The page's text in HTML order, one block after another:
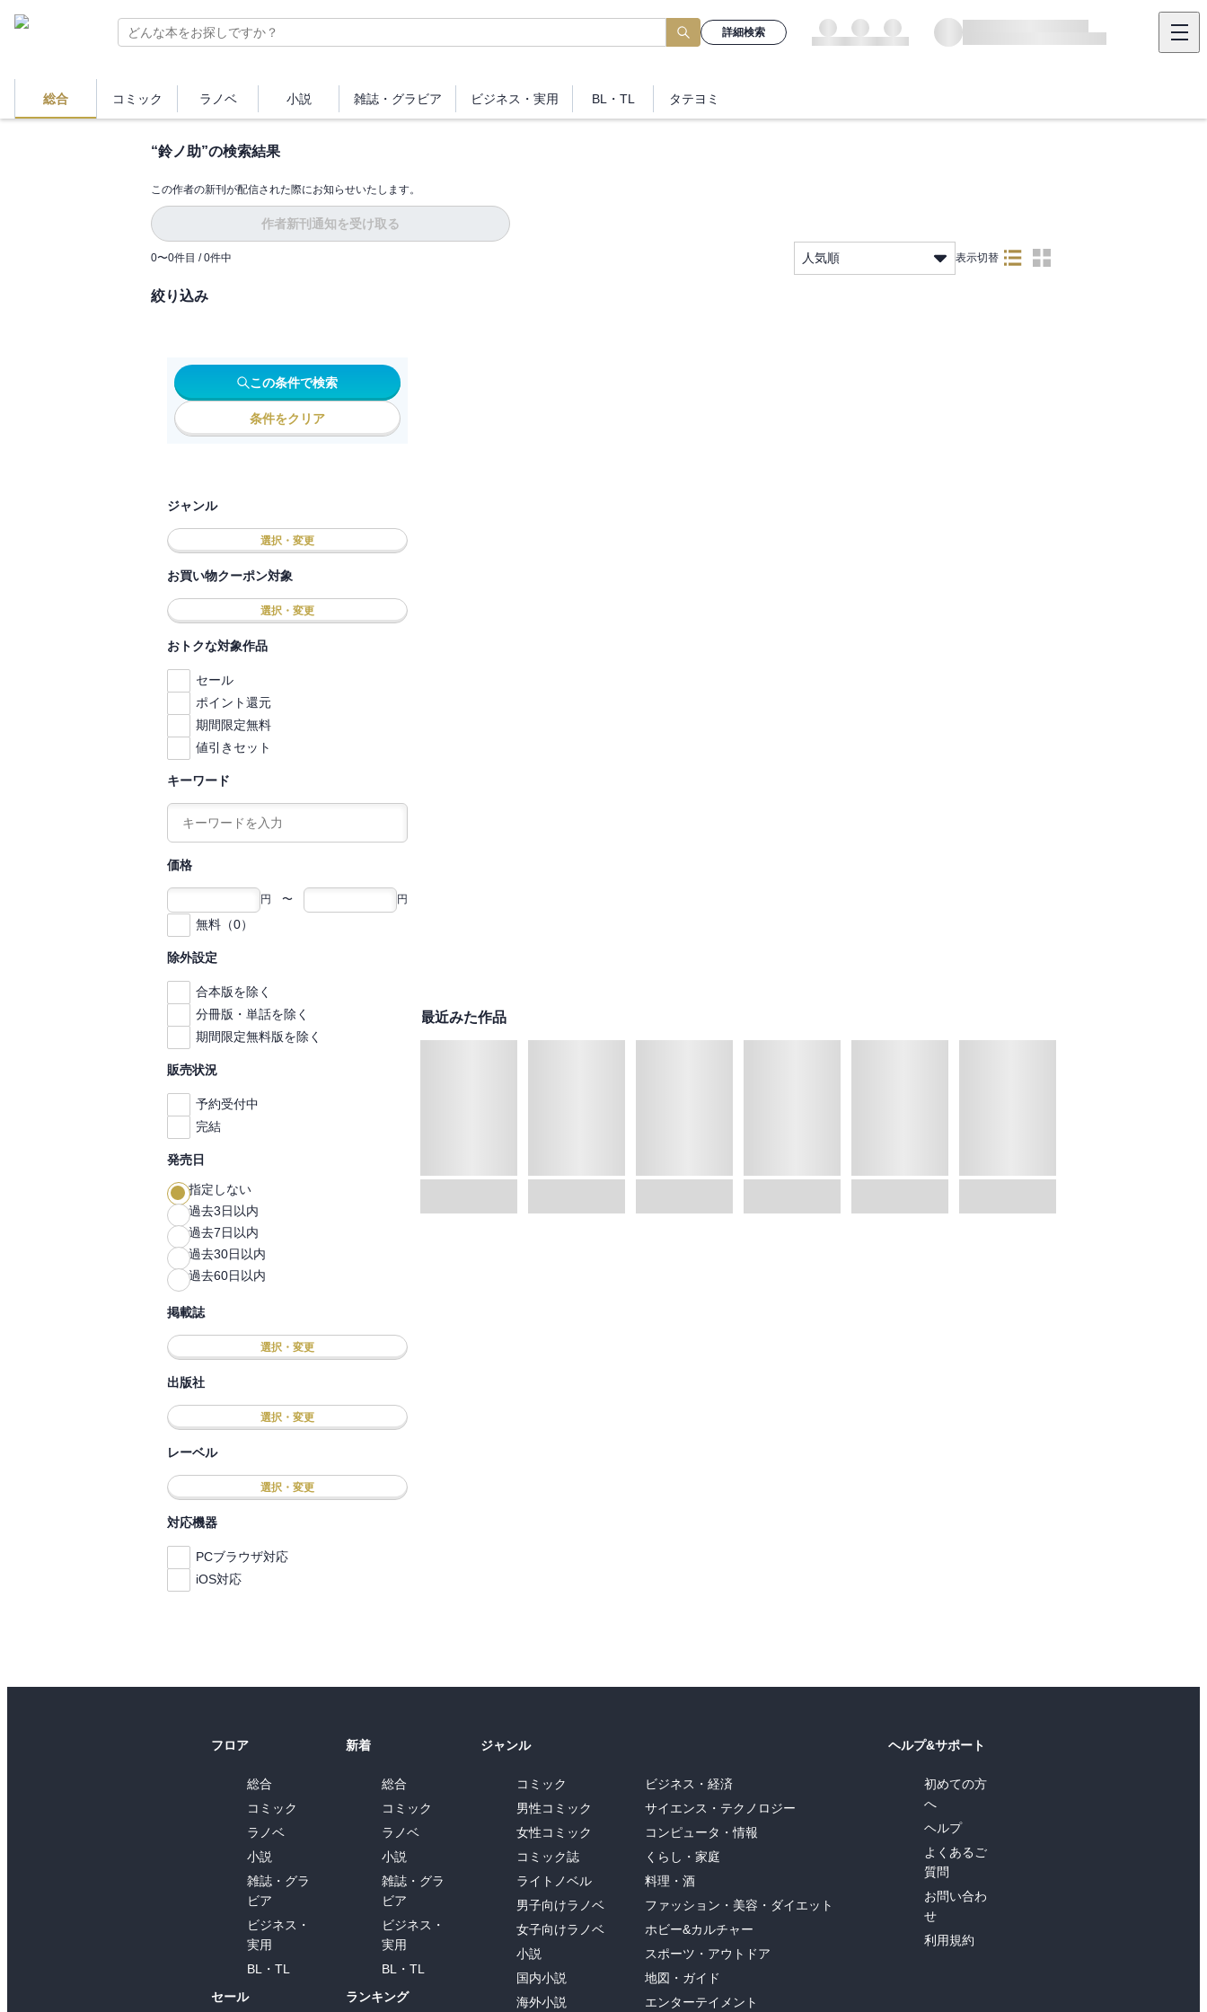
詳細検索
総合 コミック ラノベ 小説 雑誌・ グラビア ビジネス ・実用 BL・TL タテヨミ
“鈴ノ助”の検索結果
この作者の新刊が配信された際にお知らせいたします。
作者新刊通知を受け取る
0〜0件目 / 0件中 人気順 表示切替
絞り込み
この条件で検索
条件をクリア
ジャンル
選択・変更
お買い物クーポン対象
選択・変更
おトクな対象作品
セール
ポイント還元
期間限定無料
値引きセット
キーワード
価格
円 〜 円
無料（0）
除外設定
合本版を除く
分冊版・単話を除く
期間限定無料版を除く
販売状況
予約受付中
完結
発売日
指定しない
過去3日以内
過去7日以内
過去30日以内
過去60日以内
掲載誌
選択・変更
出版社
選択・変更
レーベル
選択・変更
対応機器
PCブラウザ対応
iOS対応
最近みた作品
フロア
総合
コミック
ラノベ
小説
雑誌・グラ
ビア
ビジネス・
実用
BL・TL
セール
新着
総合
コミック
ラノベ
小説
雑誌・グラ
ビア
ビジネス・
実用
BL・TL
ランキング
ジャンル
コミック
男性コミック
女性コミック
コミック誌
ライトノベル
男子向けラノベ
女子向けラノベ
小説
国内小説
海外小説
ビジネス・経済
サイエンス・テクノロジー
コンピュータ・情報
くらし・家庭
料理・酒
ファッション・美容・ダイエット
ホビー&カルチャー
スポーツ・アウトドア
地図・ガイド
エンターテイメント
ヘルプ&サポート
初めての方
へ
ヘルプ
よくあるご
質問
お問い合わ
せ
利用規約